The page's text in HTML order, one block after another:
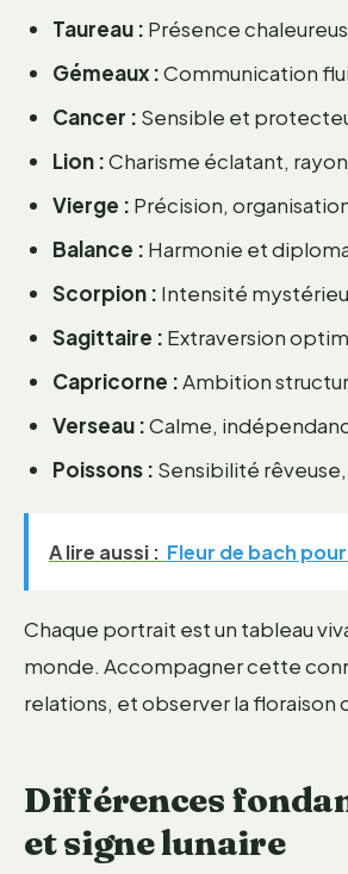
Taureau : Présence
Gémeaux :Communication
Cancer : Sensible et
Lion :Charisme éclatant,
Vierge : Précision,
Balance : Harmonie et
Scorpion : Intensité
Sagittaire : Extraversion
Capricorne :Ambition
Verseau :Calme,
Poissons : Sensibilité
A lire aussi : Fleur de bach
Chaque portrait est un tableau
monde. Accompagner cette
relations, et observer la floraison
Différences
et signe lunaire